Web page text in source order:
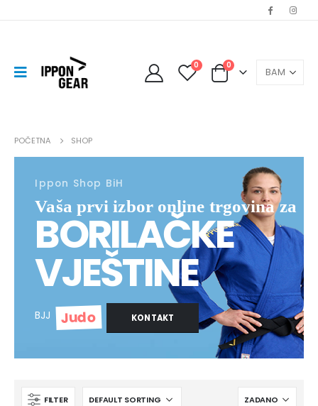
0 0
POČETNA SHOP
Ippon Shop BiH
Vaša prvi izbor online trgovina za
BORILAČKE
VJEŠTINE
BJJ Judo KONTAKT
FILTER